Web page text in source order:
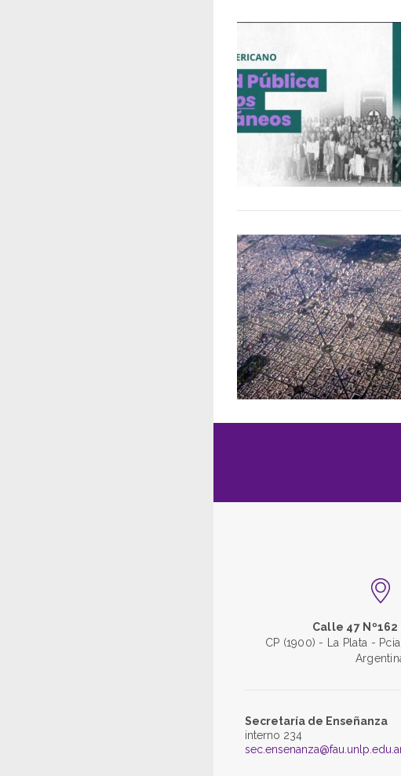
Calle 47 Nº162
CP (1900) - La Plata -
Secretaría de Enseñanza
interno 234